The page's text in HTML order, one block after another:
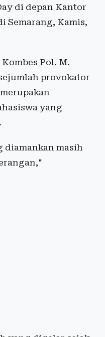
di depan Kantor
Semarang, Kamis,
Pol. M.
provokator
yang
diamankan masih